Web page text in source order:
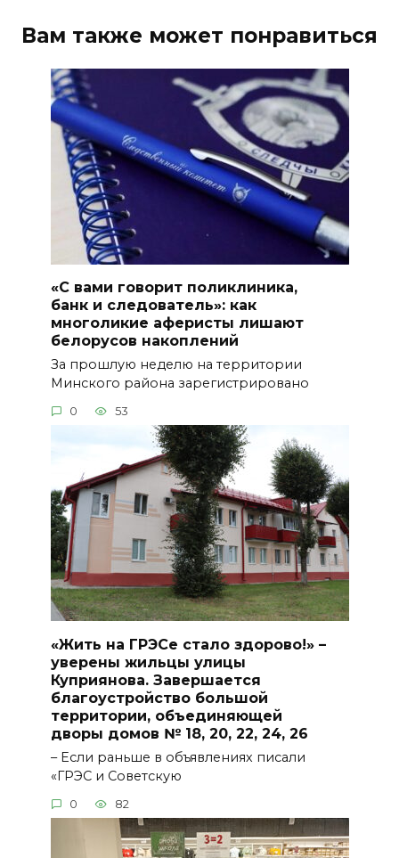
Вам также может понравиться
«С вами говорит поликлиника,
банк и следователь»: как
многоликие аферисты лишают
белорусов накоплений
За прошлую неделю на территории
Минского района зарегистрировано
0 53
«Жить на ГРЭСе стало здорово!» –
уверены жильцы улицы
Куприянова. Завершается
благоустройство большой
территории, объединяющей
дворы домов № 18, 20, 22, 24, 26
– Если раньше в объявлениях писали
«ГРЭС и Советскую
0 82